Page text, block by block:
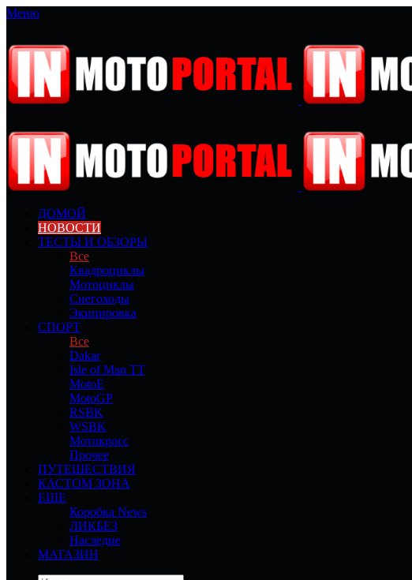
Меню
ДОМОЙ
НОВОСТИ
ТЕСТЫ И ОБЗОРЫ
Все
Квадроциклы
Мотоциклы
Снегоходы
Экипировка
СПОРТ
Все
Dakar
Isle of Man TT
MotoE
MotoGP
RSBK
WSBK
Мотокросс
Прочее
ПУТЕШЕСТВИЯ
КАСТОМ ЗОНА
ЕЩЕ
Коробка News
ЛИКБЕЗ
Наследие
МАГАЗИН